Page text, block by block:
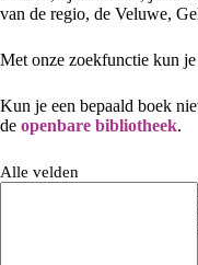
van de regio, de Veluwe,
Met onze zoekfunctie kun
Kun je een bepaald boek
de openbare bibliotheek.
Alle velden